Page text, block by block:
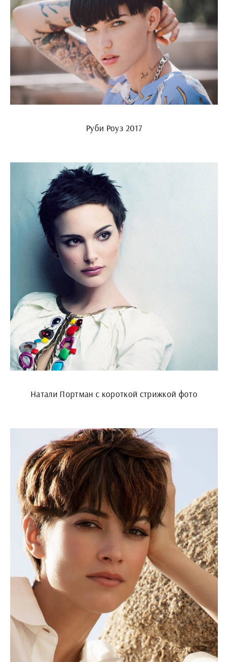
Руби Роуз 2017
Натали Портман с короткой стрижкой фото